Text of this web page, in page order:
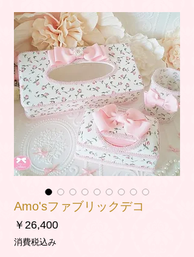
Amo'sファブリックデコ
￥26,400価
消費税込み